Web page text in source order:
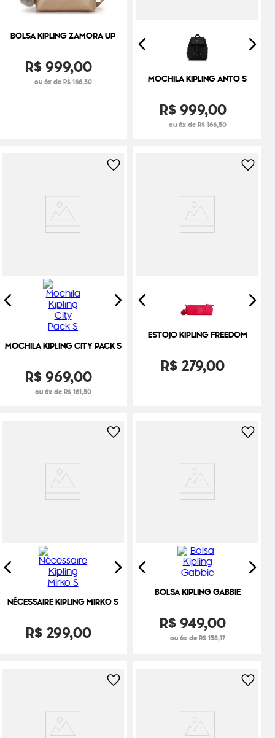
BOLSA KIPLING ZAMORA UP
R$999,00
ou 6x de R$ 166,50 MOCHILA KIPLING ANTO S
R$999,00
ou 6x de R$ 166,50
MOCHILA KIPLING CITY PACK S
R$969,00
ou 6x de R$ 161,50
ESTOJO KIPLING FREEDOM
R$279,00
NÉCESSAIRE KIPLING MIRKO S
R$299,00
BOLSA KIPLING GABBIE
R$949,00
ou 6x de R$ 158,17